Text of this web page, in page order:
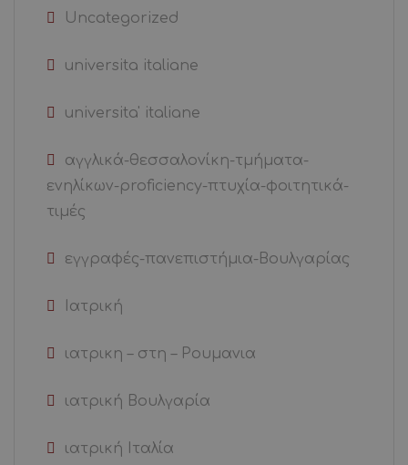
Uncategorized
universita italiane
universita' italiane
αγγλικά-θεσσαλονίκη-τμήματα-
ενηλίκων-proficiency-πτυχία-φοιτητικά-
τιμές
εγγραφές-πανεπιστήμια-Βουλγαρίας
Ιατρική
ιατρικη – στη – Ρουμανια
ιατρική Βουλγαρία
ιατρική Ιταλία